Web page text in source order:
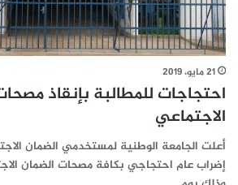
21 مايو، 2019
احتجاجات للمطالبة بإنقاذ
الاجتماعي
أعلت الجامعة الوطنية لمستخدمي الضمان
إضراب عام احتجاجي بكافة مصحات الضمان